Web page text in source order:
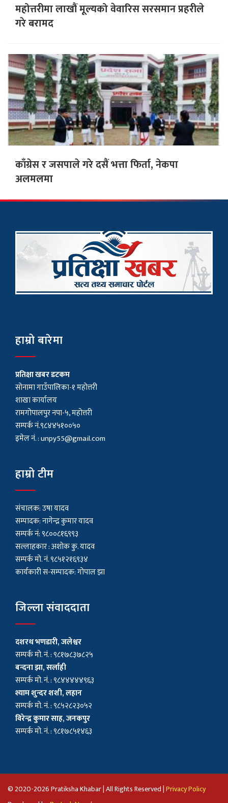
महोत्तरीमा लाखौं मूल्यको वेवारिस सरसमान प्रहरीले
गरे बरामद
काँग्रेस र जसपाले गरे दसैं भत्ता फिर्ता, नेकपा
अलमलमा
हाम्रो बारेमा
प्रतिक्षा खबर डटकम
सोनामा गाउँपालिका-१ महोत्तरी
शाखा कार्यालय
रामगोपालपुर नपा-५, महोत्तरी
सम्पर्क नं.९८४४५१००५०
इमेल नं. :unpy55@gmail.com
हाम्रो टीम
संचालक: उषा यादव
सम्पादक: नागेन्द्र कुमार यादव
सम्पर्क नं: ९८००८१६९९३
सल्लाहकार : अशाेक कु. यादव
सम्पर्क मो. नं. ९८५१२१६९३४
कार्यकारी स-सम्पादक: गोपाल झा
जिल्ला संवाददाता
दशरथ भणडारी, जलेश्वर
सम्पर्क मो. नं. : ९८१७८३७८२५
बन्दना झा, सर्लाही
सम्पर्क मो. नं. : ९८४४४४४९६३
श्याम शुन्दर शशी, लहान
सम्पर्क मो. नं. : ९८५२८२३०५२
विरेन्द्र कुमार साह, जनकपुर
सम्पर्क मो. नं. : ९८१७८५१४६३
© 2020-2026 Pratiksha Khabar | All Rights Reserved |Privacy Policy